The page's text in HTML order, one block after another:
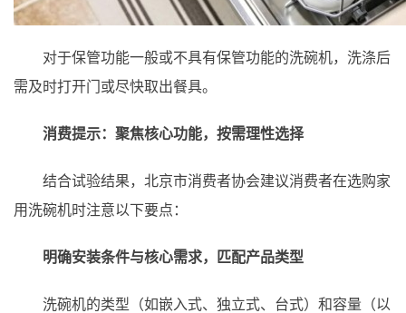
对于保管功能一般或不具有保管功能的洗碗机，洗涤后
需及时打开门或尽快取出餐具。
消费提示：聚焦核心功能，按需理性选择
结合试验结果，北京市消费者协会建议消费者在选购家
用洗碗机时注意以下要点：
明确安装条件与核心需求，匹配产品类型
洗碗机的类型（如嵌入式、独立式、台式）和容量（以